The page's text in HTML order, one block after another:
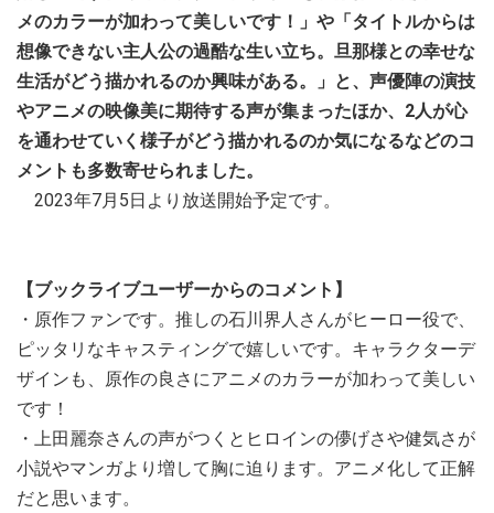
メのカラーが加わって美しいです！」や「タイトルからは
想像できない主人公の過酷な生い立ち。旦那様との幸せな
生活がどう描かれるのか興味がある。」と、声優陣の演技
やアニメの映像美に期待する声が集まったほか、2人が心
を通わせていく様子がどう描かれるのか気になるなどのコ
メントも多数寄せられました。
2023年7月5日より放送開始予定です。
【ブックライブユーザーからのコメント】
・原作ファンです。推しの石川界人さんがヒーロー役で、
ピッタリなキャスティングで嬉しいです。キャラクターデ
ザインも、原作の良さにアニメのカラーが加わって美しい
です！
・上田麗奈さんの声がつくとヒロインの儚げさや健気さが
小説やマンガより増して胸に迫ります。アニメ化して正解
だと思います。